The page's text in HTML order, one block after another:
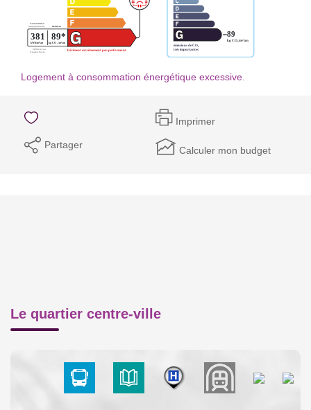
Logement à consommation énergétique excessive.
Imprimer
Partager Calculer mon budget
Le quartier centre-ville